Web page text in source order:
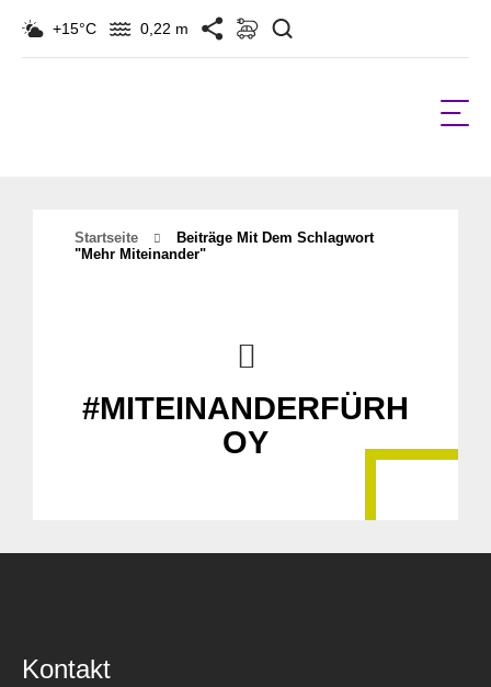
+15°C 0,22 m
Startseite
Beiträge Mit Dem Schlagwort
"mehr Miteinander"
#MITEINANDERFÜRH
OY
Kontakt